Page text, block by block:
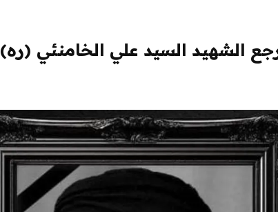
الشهيد السيد علي الخامنئي (ره)